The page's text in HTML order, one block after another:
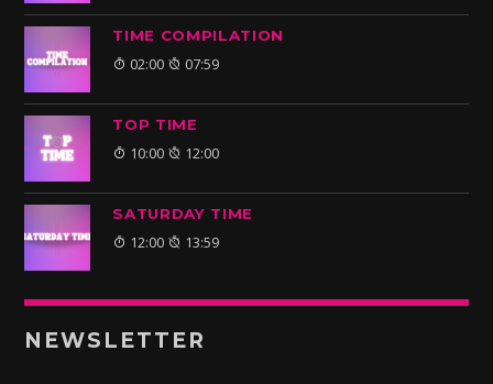
TIME COMPILATION
02:00 07:59
TOP TIME
10:00 12:00
SATURDAY TIME
12:00 13:59
NEWSLETTER